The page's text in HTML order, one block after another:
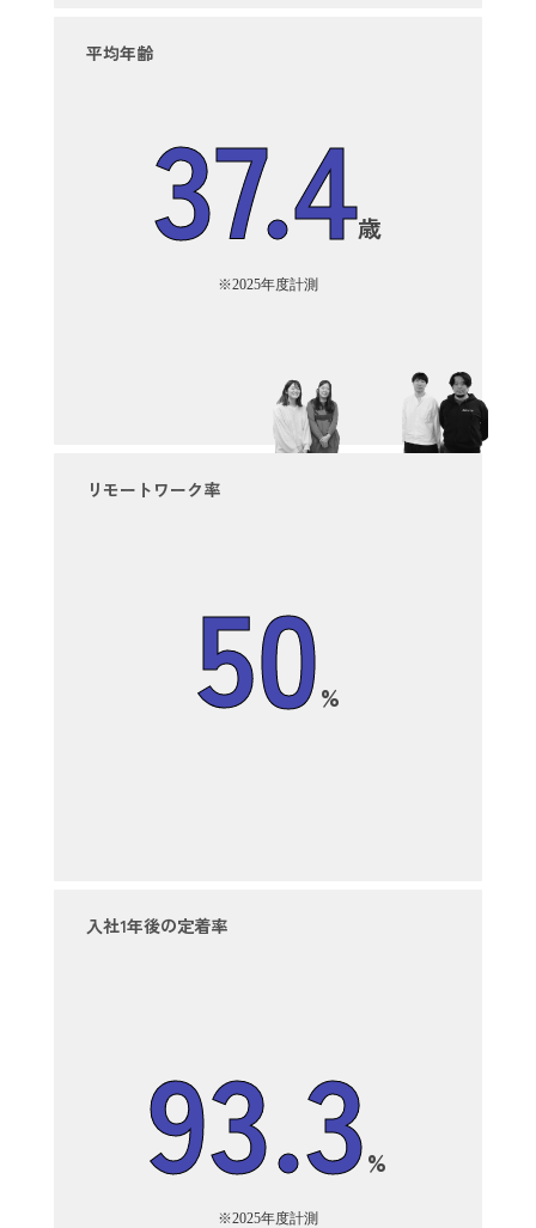
平均年齢
37.4歳
※2025年度計測
リモートワーク率
50%
入社1年後の定着率
93.3%
※2025年度計測